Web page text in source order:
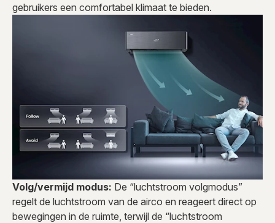
gebruikers een comfortabel klimaat te bieden.
Volg/vermijd modus: De “luchtstroom volgmodus”
regelt de luchtstroom van de airco en reageert direct op
bewegingen in de ruimte, terwijl de “luchtstroom